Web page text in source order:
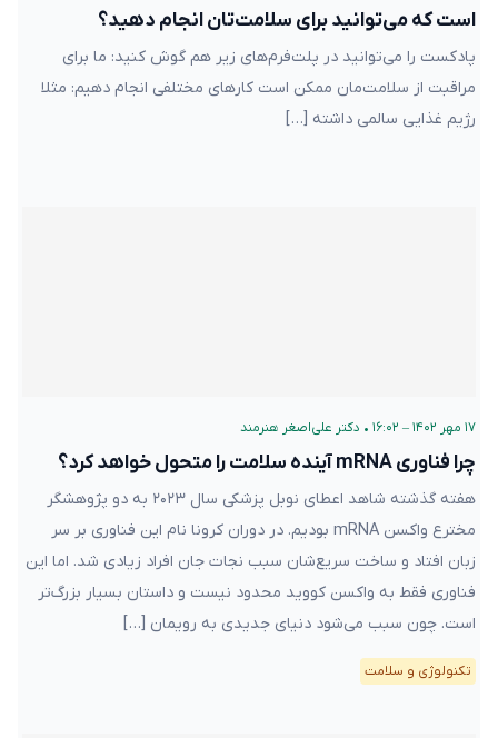
است که می‌توانید برای سلامت‌تان انجام دهید؟
پادکست را می‌توانید در پلت‌فرم‌های زیر هم گوش کنید: ما برای
مراقبت از سلامت‌مان ممکن است کارهای مختلفی انجام دهیم: مثلا
رژیم غذایی سالمی داشته […]
۱۷ مهر ۱۴۰۲ – ۱۶:۰۲ • دکتر علی‌اصغر هنرمند
چرا فناوری mRNA آینده سلامت را متحول خواهد کرد؟
هفته گذشته شاهد اعطای نوبل پزشکی سال ۲۰۲۳ به دو پژوهشگر
مخترع واکسن mRNA بودیم. در دوران کرونا نام این فناوری بر سر
زبان‌ افتاد و ساخت سریع‌شان سبب نجات جان افراد زیادی شد. اما این
فناوری فقط به واکسن کووید محدود نیست و داستان بسیار بزرگ‌تر
است. چون سبب می‌شود دنیای جدیدی به رویمان […]
تکنولوژی و سلامت